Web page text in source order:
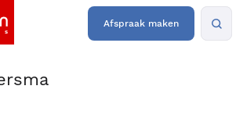
Afspraak maken